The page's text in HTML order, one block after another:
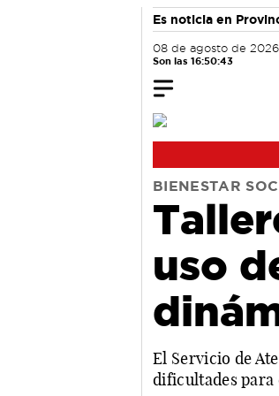
Es noticia en
08 de agosto de 2026
Son las 16:50:43
BIENESTAR
uso
El Servicio de
dificultades para